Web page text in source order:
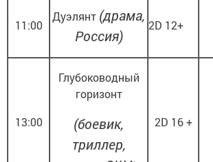
11:00
Дуэлянт (драма,
Россия)
2D 12+
13:00
Глубоководный
горизонт
(боевик,
триллер,
2D 16 +